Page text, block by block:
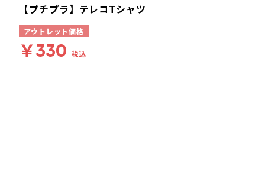
【プチプラ】テレコTシャツ
アウトレット価格
￥330 税込